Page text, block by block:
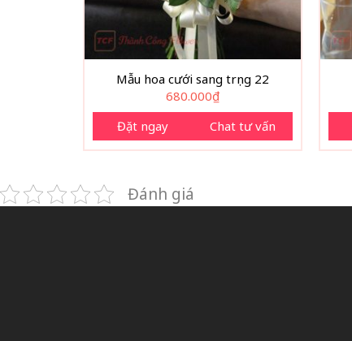
Mẫu hoa cưới sang trọng 22
680.000₫
Đặt ngay
Chat tư vấn
Đánh giá